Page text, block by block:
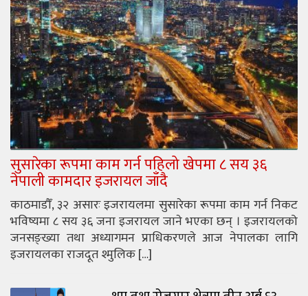
सुसारेका रूपमा काम गर्न पहिलो खेपमा ८ सय ३६
नेपाली कामदार इजरायल जाँदै
काठमाडौँ, ३२ असारः इजरायलमा सुसारेका रूपमा काम गर्न निकट
भविष्यमा ८ सय ३६ जना इजरायल जाने भएका छन् । इजरायलको
जनसङ्ख्या तथा अध्यागमन प्राधिकरणले आज नेपालका लागि
इजरायलका राजदूत श्मुलिक […]